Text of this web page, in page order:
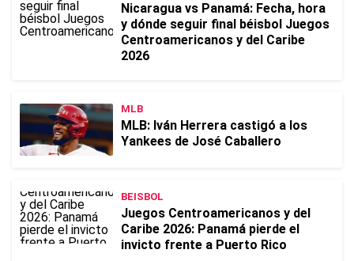
Nicaragua vs Panamá: Fecha, hora
y dónde seguir final béisbol Juegos
Centroamericanos y del Caribe
2026
MLB
MLB: Iván Herrera castigó a los
Yankees de José Caballero
BEISBOL
Juegos Centroamericanos y del
Caribe 2026: Panamá pierde el
invicto frente a Puerto Rico